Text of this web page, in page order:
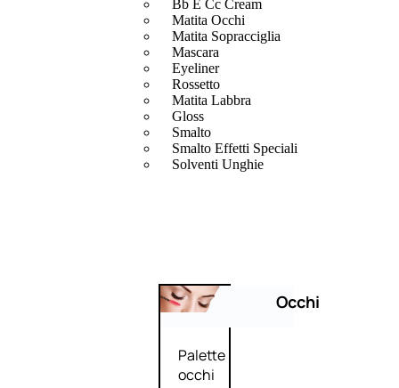
Bb E Cc Cream
Matita Occhi
Matita Sopracciglia
Mascara
Eyeliner
Rossetto
Matita Labbra
Gloss
Smalto
Smalto Effetti Speciali
Solventi Unghie
Occhi
Palette
occhi